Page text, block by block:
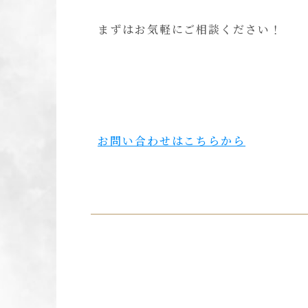
まずはお気軽にご相談ください！
お問い合わせはこちらから